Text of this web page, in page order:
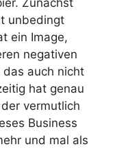
unbedingt
ein Image,
negativen
auch nicht
hat genau
vermutlich
Business
und mal als